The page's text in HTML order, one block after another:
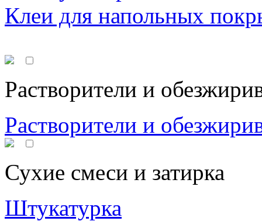
Клеи для напольных
Растворители и
Растворители и
Сухие смеси и затирка
Штукатурка